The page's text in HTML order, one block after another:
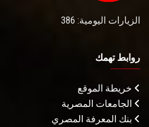
الزيارات اليومية: 386
روابط تهمك
خريطة الموقع
الجامعات المصرية
بنك المعرفة المصري